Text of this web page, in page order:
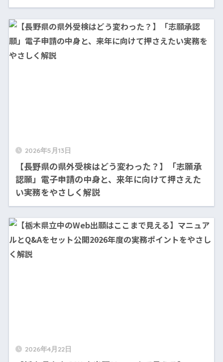
2026年5月13日
【長野県の県外受検はどう変わった？】「志願承
認願」電子申請の中身と、来年に向けて押さえた
い実務をやさしく解説
2026年4月22日